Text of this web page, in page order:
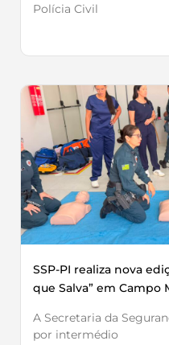
Polícia Civil
SSP-PI realiza nova
que Salva” em Campo
A Secretaria da
por intermédio